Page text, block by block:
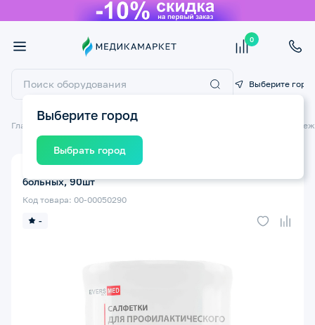
0
Выберите город
Выберите город
Выбрать город
Главная Гигиена и уход за больными Шампуни, гели , крема для
-
Код товара: 00-00050290
больных, 90шт